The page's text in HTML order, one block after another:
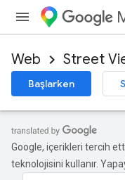
Web Street
Başlarken
Google, içerikleri tercih
teknolojisini kullanır.